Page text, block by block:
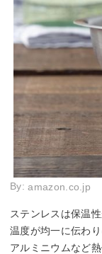
By:amazon.co.jp
ステンレスは保温
温度が均一に伝わ
アルミニウムなど